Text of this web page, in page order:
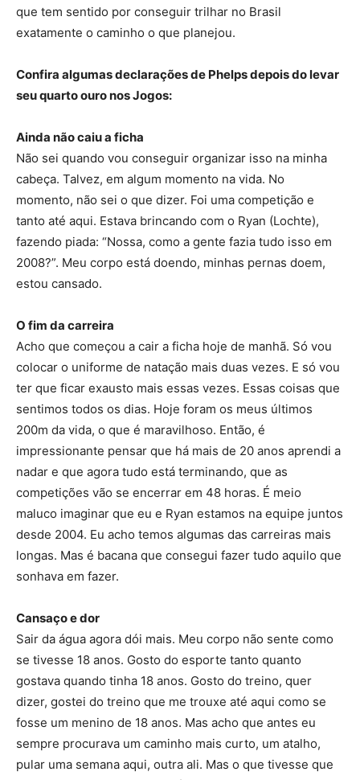
que tem sentido por conseguir trilhar no Brasil
exatamente o caminho o que planejou.
Confira algumas declarações de Phelps depois do levar
seu quarto ouro nos Jogos:
Ainda não caiu a ficha
Não sei quando vou conseguir organizar isso na minha
cabeça. Talvez, em algum momento na vida. No
momento, não sei o que dizer. Foi uma competição e
tanto até aqui. Estava brincando com o Ryan (Lochte),
fazendo piada: “Nossa, como a gente fazia tudo isso em
2008?”. Meu corpo está doendo, minhas pernas doem,
estou cansado.
O fim da carreira
Acho que começou a cair a ficha hoje de manhã. Só vou
colocar o uniforme de natação mais duas vezes. E só vou
ter que ficar exausto mais essas vezes. Essas coisas que
sentimos todos os dias. Hoje foram os meus últimos
200m da vida, o que é maravilhoso. Então, é
impressionante pensar que há mais de 20 anos aprendi a
nadar e que agora tudo está terminando, que as
competições vão se encerrar em 48 horas. É meio
maluco imaginar que eu e Ryan estamos na equipe juntos
desde 2004. Eu acho temos algumas das carreiras mais
longas. Mas é bacana que consegui fazer tudo aquilo que
sonhava em fazer.
Cansaço e dor
Sair da água agora dói mais. Meu corpo não sente como
se tivesse 18 anos. Gosto do esporte tanto quanto
gostava quando tinha 18 anos. Gosto do treino, quer
dizer, gostei do treino que me trouxe até aqui como se
fosse um menino de 18 anos. Mas acho que antes eu
sempre procurava um caminho mais curto, um atalho,
pular uma semana aqui, outra ali. Mas o que tivesse que